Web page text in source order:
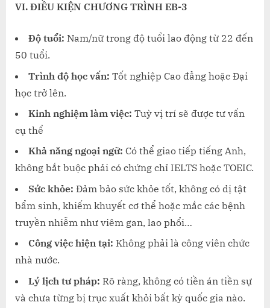
VI. ĐIỀU KIỆN CHƯƠNG TRÌNH EB-3
Độ tuổi: Nam/nữ trong độ tuổi lao động từ 22 đến
50 tuổi.
Trình độ học vấn: Tốt nghiệp Cao đẳng hoặc Đại
học trở lên.
Kinh nghiệm làm việc: Tuỳ vị trí sẽ được tư vấn
cụ thể
Khả năng ngoại ngữ: Có thể giao tiếp tiếng Anh,
không bắt buộc phải có chứng chỉ IELTS hoặc TOEIC.
Sức khỏe: Đảm bảo sức khỏe tốt, không có dị tật
bẩm sinh, khiếm khuyết cơ thể hoặc mắc các bệnh
truyền nhiễm như viêm gan, lao phổi…
Công việc hiện tại: Không phải là công viên chức
nhà nước.
Lý lịch tư pháp: Rõ ràng, không có tiền án tiền sự
và chưa từng bị trục xuất khỏi bất kỳ quốc gia nào.